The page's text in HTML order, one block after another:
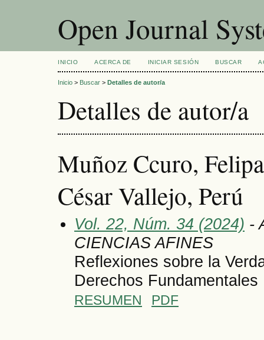
Open Journal
INICIO ACERCA DE INICIAR SESIÓN BUSCAR
Inicio > Buscar > Detalles de autor/a
Detalles de autor/a
Muñoz Ccuro,
César Vallejo, Perú
Vol. 22, Núm. 34 (2024) -
CIENCIAS AFINES
Reflexiones sobre la
Derechos Fundamentales
RESUMEN PDF